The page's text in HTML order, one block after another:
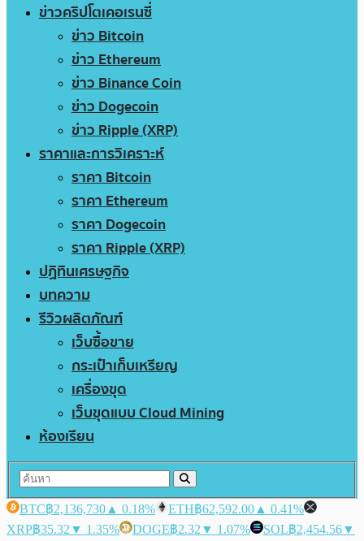
ข่าวคริปโตเคอเรนซี่
ข่าว Bitcoin
ข่าว Ethereum
ข่าว Binance Coin
ข่าว Dogecoin
ข่าว Ripple (XRP)
ราคาและการวิเคราะห์
ราคา Bitcoin
ราคา Ethereum
ราคา Dogecoin
ราคา Ripple (XRP)
ปฏิทินเศรษฐกิจ
บทความ
รีวิวผลิตภัณฑ์
เว็บซื้อขาย
กระเป๋าเก็บเหรียญ
เครื่องขุด
เว็บขุดแบบ Cloud Mining
ห้องเรียน
BTC฿2,136,730 ▲ 0.18% ETH฿62,592.00 ▲ 0.41%
XRP฿35.32 ▼ 1.35% DOGE฿2.32 ▼ 1.07% SOL฿2,454.56▼